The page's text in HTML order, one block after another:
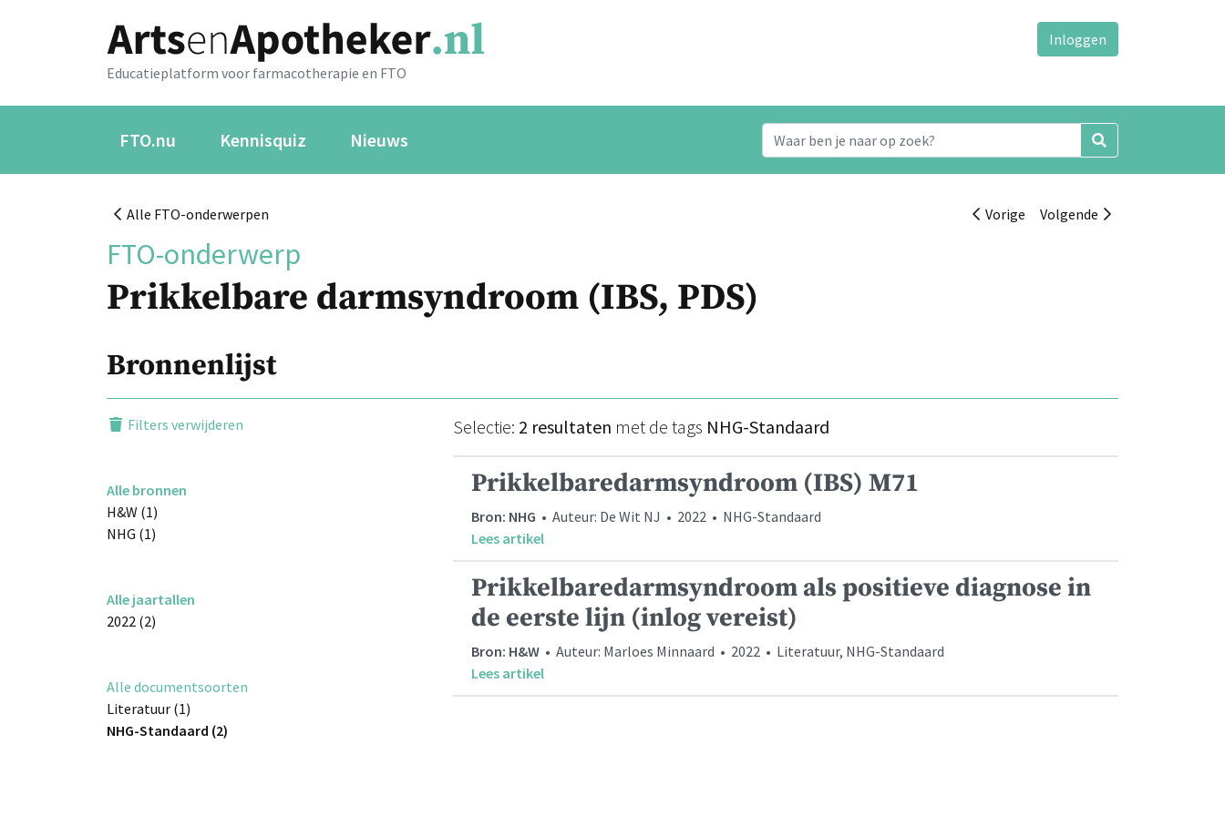
Educatieplatform voor farmacotherapie en FTO
Inloggen
FTO.nu Kennisquiz Nieuws
Alle FTO-onderwerpen Vorige Volgende
FTO-onderwerp
Prikkelbare darmsyndroom (IBS, PDS)
Bronnenlijst
Filters verwijderen
Alle bronnen
H&W (1)
NHG (1)
Alle jaartallen
2022 (2)
Alle documentsoorten
Literatuur (1)
NHG-Standaard (2)
Selectie: 2 resultaten met de tags NHG-Standaard
Prikkelbaredarmsyndroom (IBS) M71
Bron: NHG • Auteur: De Wit NJ • 2022 • NHG-Standaard
Lees artikel
Prikkelbaredarmsyndroom als positieve diagnose in
de eerste lijn (inlog vereist)
Bron: H&W • Auteur: Marloes Minnaard • 2022 • Literatuur, NHG-Standaard
Lees artikel